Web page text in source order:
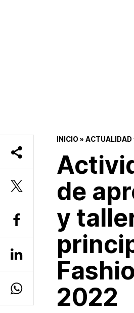
INICIO » ACTUALIDAD
de
y
2022